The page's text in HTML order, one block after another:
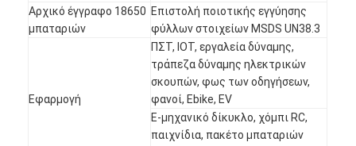
Αρχικό έγγραφο 18650
μπαταριών
Επιστολή ποιοτικής εγγύησης
φύλλων στοιχείων MSDS UN38.3
Εφαρμογή
ΠΣΤ, IOT, εργαλεία δύναμης,
τράπεζα δύναμης ηλεκτρικών
σκουπών, φως των οδηγήσεων,
φανοί, Ebike, EV
Ε-μηχανικό δίκυκλο, χόμπι RC,
παιχνίδια, πακέτο μπαταριών